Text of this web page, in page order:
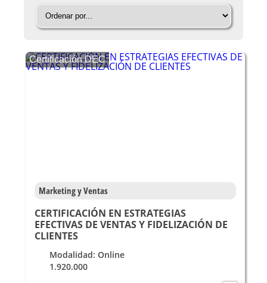
Certificación DEC
Marketing y Ventas
CERTIFICACIÓN EN ESTRATEGIAS
EFECTIVAS DE VENTAS Y FIDELIZACIÓN DE
CLIENTES
Modalidad: Online
1.920.000